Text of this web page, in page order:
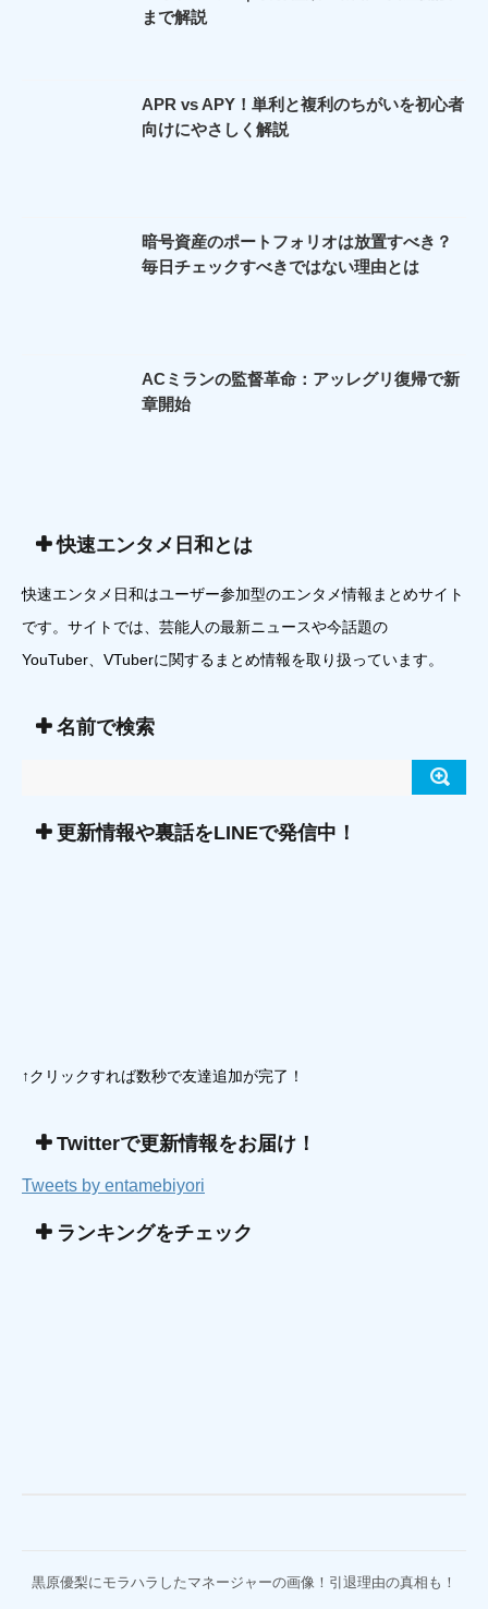
まで解説
APR vs APY！単利と複利のちがいを初心者
向けにやさしく解説
暗号資産のポートフォリオは放置すべき？
毎日チェックすべきではない理由とは
ACミランの監督革命：アッレグリ復帰で新
章開始
快速エンタメ日和とは
快速エンタメ日和はユーザー参加型のエンタメ情報まとめサイト
です。サイトでは、芸能人の最新ニュースや今話題の
YouTuber、VTuberに関するまとめ情報を取り扱っています。
名前で検索
更新情報や裏話をLINEで発信中！
↑クリックすれば数秒で友達追加が完了！
Twitterで更新情報をお届け！
Tweets by entamebiyori
ランキングをチェック
黒原優梨にモラハラしたマネージャーの画像！引退理由の真相も！